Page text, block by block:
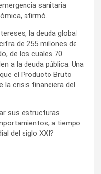
sanitaria
afirmó.
la deuda global
de 255 millones de
de los cuales 70
a la deuda pública. Una
el Producto Bruto
la crisis financiera del
sus estructuras
a tiempo
del siglo XXI?